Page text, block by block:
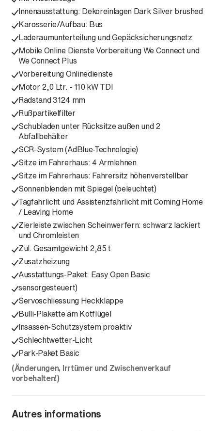
Innenausstattung: Dekoreinlagen Dark Silver brushed
Karosserie/Aufbau: Bus
Laderaumunterteilung und Gepäcksicherungsnetz
Mobile Online Dienste Vorbereitung We Connect und
We Connect Plus
Vorbereitung Onlinedienste
Motor 2,0 Ltr. - 110 kW TDI
Radstand 3124 mm
Rußpartikelfilter
Schubladen unter Rücksitze außen und 2
Abfallbehälter
SCR-System (AdBlue-Technologie)
Sitze im Fahrerhaus: 4 Armlehnen
Sitze im Fahrerhaus: Fahrersitz höhenverstellbar
Sonnenblenden mit Spiegel (beleuchtet)
Tagfahrlicht und Assistenzfahrlicht mit Coming Home
/ Leaving Home
Zierleiste zwischen Scheinwerfern: schwarz lackiert
und Chromleisten
Zul. Gesamtgewicht 2,85 t
Zusatzheizung
Ausstattungs-Paket: Easy Open Basic
sensorgesteuert)
Servoschliessung Heckklappe
Bulli-Plakette am Kotflügel
Insassen-Schutzsystem proaktiv
Schlechtwetter-Licht
Park-Paket Basic
(Änderungen, Irrtümer und Zwischenverkauf
vorbehalten!)
Autres informations